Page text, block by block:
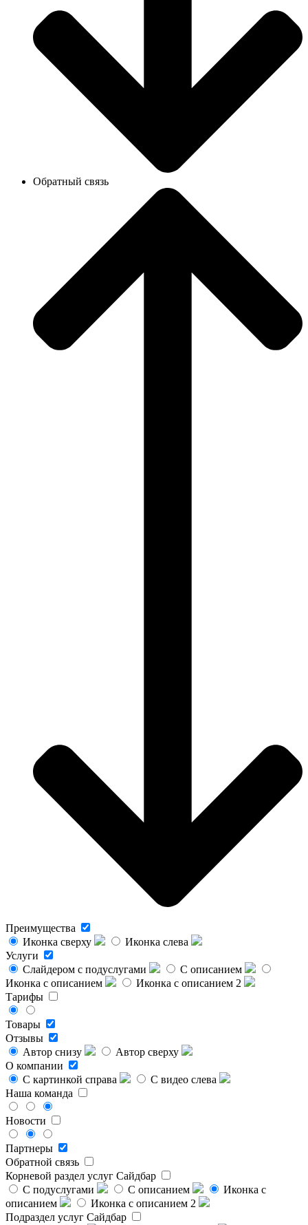
Обратный связь
Преимущества
Иконка сверху
Иконка слева
Услуги
Слайдером с подуслугами
С описанием
Иконка с описанием
Иконка с описанием 2
Тарифы
Товары
Отзывы
Автор снизу
Автор сверху
О компании
С картинкой справа
С видео слева
Наша команда
Новости
Партнеры
Обратной связь
Корневой раздел услуг Сайдбар
С подуслугами
С описанием
Иконка с
описанием
Иконка с описанием 2
Подраздел услуг Сайдбар